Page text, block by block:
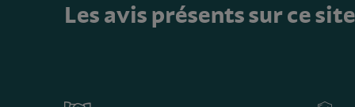
Les avis présents sur ce